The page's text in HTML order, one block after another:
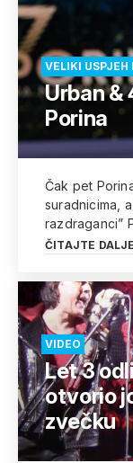
VELIKI
Urban &
Porina
Čak pet
suradnicima,
razdraganci”
ČITAJTE DALJE
VIDEO
Let 3
otvorio
zvečku